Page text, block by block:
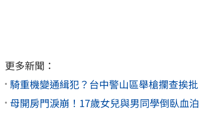
更多新聞：
騎重機變通緝犯？台中警山區舉槍攔查挨批
母開房門淚崩！17歲女兒與男同學倒臥血泊